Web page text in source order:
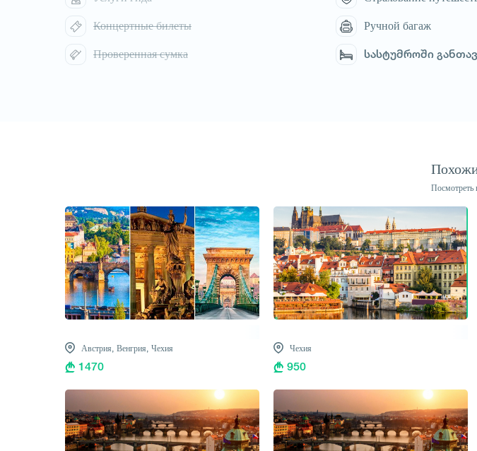
Концертные билеты Ручной багаж
Проверенная сумка სასტუმროში
Посмотреть
Австрия, Венгрия, Чехия
1470
Чехия
950